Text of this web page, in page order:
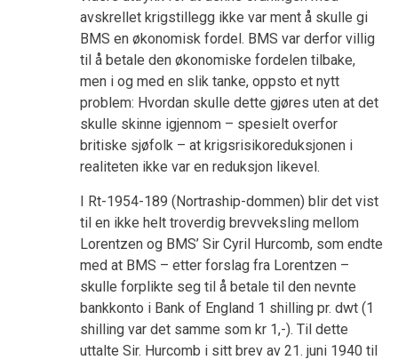
avskrellet krigstillegg ikke var ment å skulle gi
BMS en økonomisk fordel. BMS var derfor villig
til å betale den økonomiske fordelen tilbake,
men i og med en slik tanke, oppsto et nytt
problem: Hvordan skulle dette gjøres uten at det
skulle skinne igjennom – spesielt overfor
britiske sjøfolk – at krigsrisikoreduksjonen i
realiteten ikke var en reduksjon likevel.
I Rt-1954-189 (Nortraship-dommen) blir det vist
til en ikke helt troverdig brevveksling mellom
Lorentzen og BMS’ Sir Cyril Hurcomb, som endte
med at BMS – etter forslag fra Lorentzen –
skulle forplikte seg til å betale til den nevnte
bankkonto i Bank of England 1 shilling pr. dwt (1
shilling var det samme som kr 1,-). Til dette
uttalte Sir. Hurcomb i sitt brev av 21. juni 1940 til